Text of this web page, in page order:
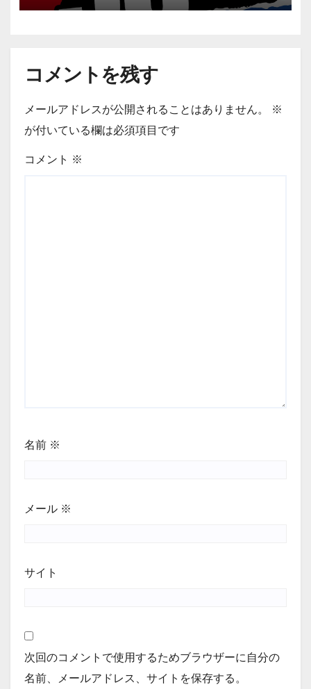
コメントを残す
メールアドレスが公開されることはありません。
※
が付いている欄は必須項目です
コメント ※
名前 ※
メール ※
サイト
次回のコメントで使用するためブラウザーに自分の
名前、メールアドレス、サイトを保存する。